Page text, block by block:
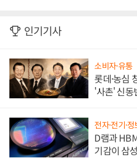
인기기사
소비자·유통
롯데·농심
'사촌' 신동
전자·전기·
D램과
기감이 삼